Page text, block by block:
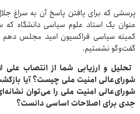
پرسشی که برای یافتن پاسخ آن به ‌سراغ جلال
عنوان یک استاد علوم سیاسی دانشگاه که
کمیته سیاسی فراکسیون امید مجلس دهم را
گفت‌وگو نشستیم.
تحلیل و ارزیابی شما از انتصاب علی
شورای‌عالی امنیت ملی چیست؟ آیا
شورای‌عالی امنیت ملی را می‌توان
جدی برای اصلاحات اساسی دانست؟